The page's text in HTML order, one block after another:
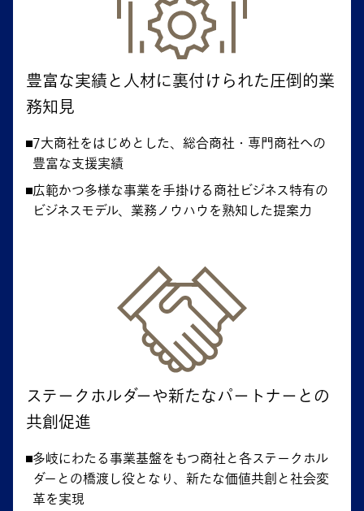
豊富な実績と人材に裏付けられた圧倒的業
務知見
7大商社をはじめとした、総合商社・専門商社への
豊富な支援実績
広範かつ多様な事業を手掛ける商社ビジネス特有の
ビジネスモデル、業務ノウハウを熟知した提案力
ステークホルダーや新たなパートナーとの
共創促進
多岐にわたる事業基盤をもつ商社と各ステークホル
ダーとの橋渡し役となり、新たな価値共創と社会変
革を実現